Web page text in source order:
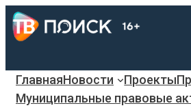
ГлавнаяНовости Проекты
Муниципальные правовые